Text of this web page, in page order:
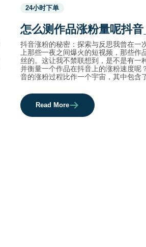
Used
before
names.
24小时下单
怎么测作品涨粉量呢抖
抖音涨粉的秘密：探索与反思我曾在一
上那些一夜之间爆火的短视频，那些
丝的。这让我不禁联想到，是不是有一
并衡量一个作品在抖音上的涨粉速度呢
音的涨粉过程比作一个宇宙，其中包含
Read More